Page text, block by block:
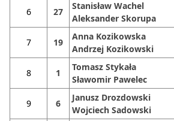
6 27
Stanisław Wachel
Aleksander Skorupa
7 19
Anna Kozikowska
Andrzej Kozikowski
8 1
Tomasz Stykała
Sławomir Pawelec
9 6
Janusz Drozdowski
Wojciech Sadowski